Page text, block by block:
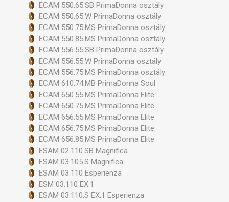
ECAM 550.65.SB PrimaDonna osztály
ECAM 550.65.W PrimaDonna osztály
ECAM 550.75.MS PrimaDonna osztály
ECAM 550.85.MS PrimaDonna osztály
ECAM 556.55.SB PrimaDonna osztály
ECAM 556.55.W PrimaDonna osztály
ECAM 556.75.MS PrimaDonna osztály
ECAM 610.74.MB PrimaDonna Soul
ECAM 650.55.MS PrimaDonna Elite
ECAM 650.75.MS PrimaDonna Elite
ECAM 656.55.MS PrimaDonna Elite
ECAM 656.75.MS PrimaDonna Elite
ECAM 656.85.MS PrimaDonna Elite
ESAM 02.110.SB Magnifica
ESAM 03.105.S Magnifica
ESAM 03.110 Esperienza
ESM 03.110 EX:1
ESAM 03.110.S EX:1 Esperienza